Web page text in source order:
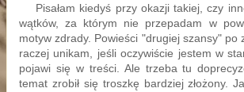
Pisałam kiedyś przy okazji takiej, czy
wątków, za którym nie przepadam w
motyw zdrady. Powieści "drugiej szansy"
raczej unikam, jeśli oczywiście jestem w
pojawi się w treści. Ale trzeba tu
temat zrobił się troszkę bardziej złożony.